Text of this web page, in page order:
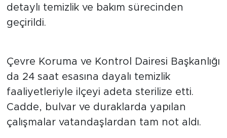
detaylı temizlik ve bakım sürecinden
geçirildi.
Çevre Koruma ve Kontrol Dairesi Başkanlığı
da 24 saat esasına dayalı temizlik
faaliyetleriyle ilçeyi adeta sterilize etti.
Cadde, bulvar ve duraklarda yapılan
çalışmalar vatandaşlardan tam not aldı.